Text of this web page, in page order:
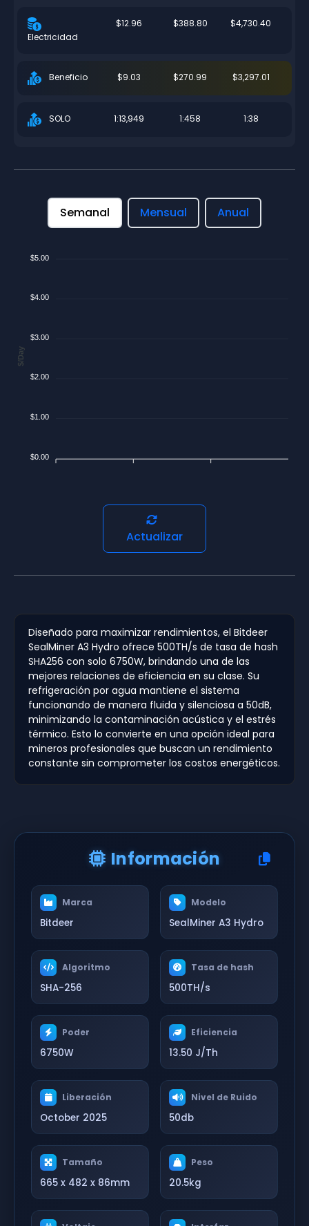
Electricidad
$12.96 $388.80 $4,730.40
Beneficio $9.03 $270.99 $3,297.01
SOLO 1:13,949 1:458 1:38
Semanal Mensual Anual
$5.00
$4.00
$3.00
$2.00
$1.00
$0.00
$/Day
Actualizar
Diseñado para maximizar rendimientos, el Bitdeer
SealMiner A3 Hydro ofrece 500TH/s de tasa de hash
SHA256 con solo 6750W, brindando una de las
mejores relaciones de eficiencia en su clase. Su
refrigeración por agua mantiene el sistema
funcionando de manera fluida y silenciosa a 50dB,
minimizando la contaminación acústica y el estrés
térmico. Esto lo convierte en una opción ideal para
mineros profesionales que buscan un rendimiento
constante sin comprometer los costos energéticos.
Información
Marca
Bitdeer
Modelo
SealMiner A3 Hydro
Algoritmo
SHA-256
Tasa de hash
500TH/s
Poder
6750W
Eficiencia
13.50 J/Th
Liberación
October 2025
Nivel de Ruido
50db
Tamaño
665 x 482 x 86mm
Peso
20.5kg